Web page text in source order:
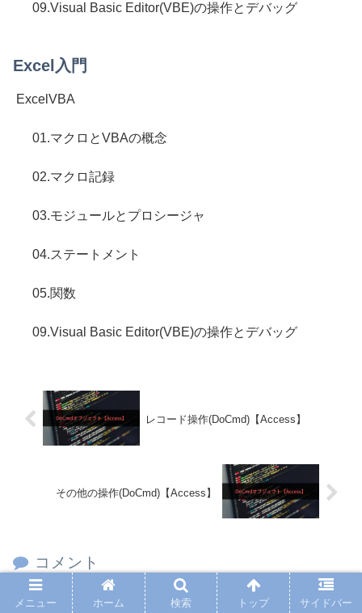
09.Visual Basic Editor(VBE)の操作とデバッグ
Excel入門
ExcelVBA
01.マクロとVBAの概念
02.マクロ記録
03.モジュールとプロシージャ
04.ステートメント
05.関数
09.Visual Basic Editor(VBE)の操作とデバッグ
レコード操作(DoCmd)【Access】
その他の操作(DoCmd)【Access】
コメント
コメントを書き込む
メニュー ホーム 検索 トップ サイドバー